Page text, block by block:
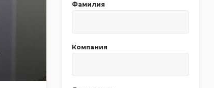
Фамилия
Компания